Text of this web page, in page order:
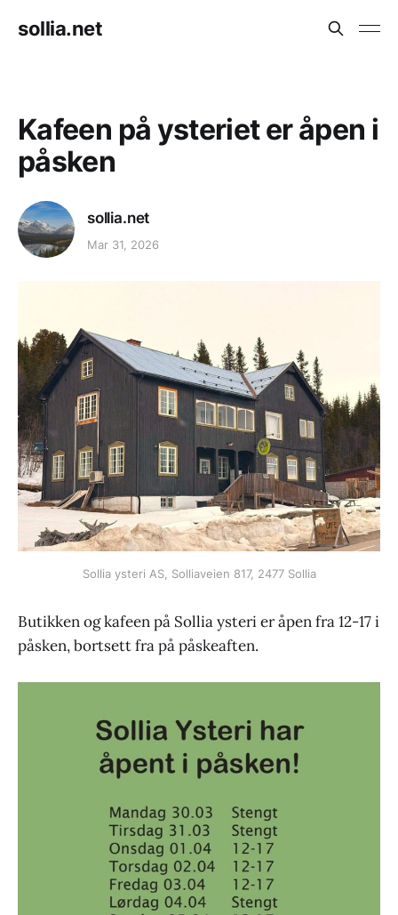
sollia.net
Kafeen på ysteriet er åpen i
påsken
sollia.net
Mar 31, 2026
Sollia ysteri AS, Solliaveien 817, 2477 Sollia
Butikken og kafeen på Sollia ysteri er åpen fra 12-17 i
påsken, bortsett fra på påskeaften.